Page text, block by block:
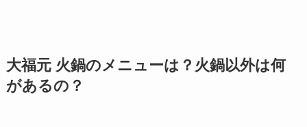
大福元 火鍋のメニューは？火鍋以外は何
があるの？